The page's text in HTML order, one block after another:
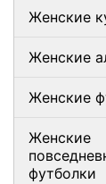
Женские
Женские
Женские
Женские
футболки